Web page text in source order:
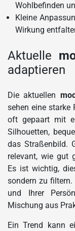
Wohlbefinden
Kleine
Wirkung
Aktuelle
adaptieren
Die aktuellen
sehen eine
oft gepaart mit
Silhouetten,
das Straßenbild.
relevant, wie gut
Es ist wichtig,
sondern zu filtern.
und Ihrer
Mischung aus
Ein Trend kann